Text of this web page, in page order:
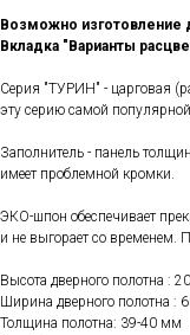
Возможно
Вкладка "Варианты
Серия "ТУРИН" - царговая
эту серию самой
Заполнитель - панель
имеет проблемной кромки.
ЭКО-шпон обеспечивает
и не выгорает со временем.
Высота дверного полотна :
Ширина дверного полотна :
Толщина полотна: 39-40 мм